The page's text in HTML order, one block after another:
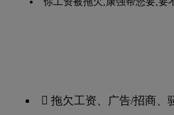
 拖欠工资、广告/招商、